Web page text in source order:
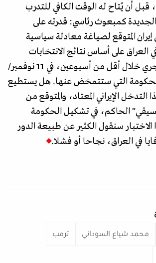
قبل أن يُتاح له الوقت الكافي للتدرب
كمبعوث رئاسي: قدرته على
المتوقع لصياغة معادلة سياسية
على أساس نتائج الانتخابات
البرلمانية التي ستجري خلال أقل من أسبوعين، في 11 نوفمبر/
التي ستتمخض عنها. هل يستطيع
التدخل الإيراني المعتاد، والمتوقع من
الحاكم، في تشكيل الحكومة
الاختبار سنقول الكثير عن طبيعة الدور
في العراق، نجاحا أو فشلا.
محمد شياع السوداني ترمب